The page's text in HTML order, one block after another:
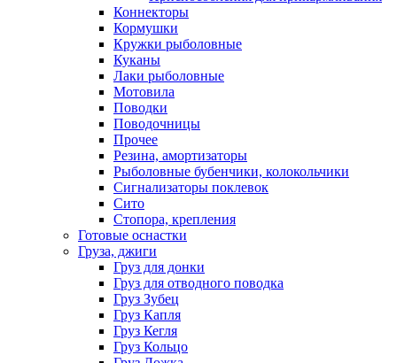
Коннекторы
Кормушки
Кружки рыболовные
Куканы
Лаки рыболовные
Мотовила
Поводки
Поводочницы
Прочее
Резина, амортизаторы
Рыболовные бубенчики, колокольчики
Сигнализаторы поклевок
Сито
Стопора, крепления
Готовые оснастки
Груза, джиги
Груз для донки
Груз для отводного поводка
Груз Зубец
Груз Капля
Груз Кегля
Груз Кольцо